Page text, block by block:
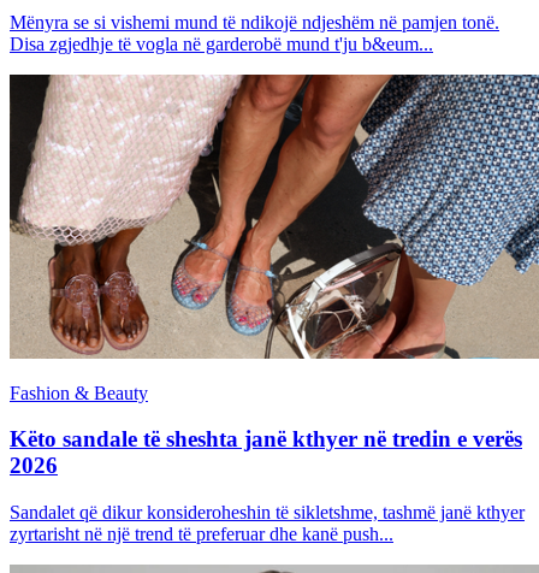
Mënyra se si vishemi mund të ndikojë ndjeshëm në pamjen tonë.
Disa zgjedhje të vogla në garderobë mund t'ju b&eum...
Fashion & Beauty
Këto sandale të sheshta janë kthyer në tredin e verës
2026
Sandalet që dikur konsideroheshin të sikletshme, tashmë janë kthyer
zyrtarisht në një trend të preferuar dhe kanë push...